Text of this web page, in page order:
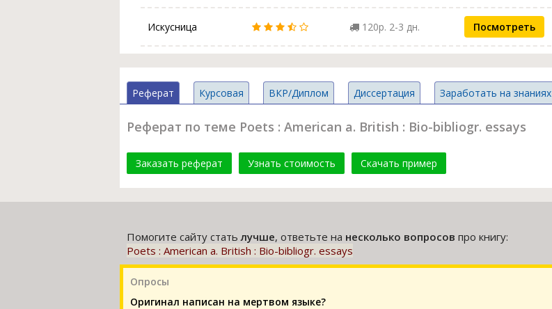
Искусница 120р. 2-3 дн. Посмотреть
Реферат Курсовая ВКР/Диплом Диссертация Заработать на знаниях
Реферат по теме Poets : American a. British : Bio-bibliogr. essays
Заказать реферат Узнать стоимость Скачать пример
Помогите сайту статьлучше, ответьте на несколько вопросов про книгу:
Poets : American a. British : Bio-bibliogr. essays
Опросы
Оригинал написан на мертвом языке?